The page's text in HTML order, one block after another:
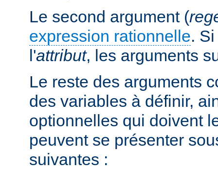
Le second argument (
expression rationnelle.
l'attribut, les arguments
Le reste des arguments
des variables à définir,
optionnelles qui doivent
peuvent se présenter
suivantes :